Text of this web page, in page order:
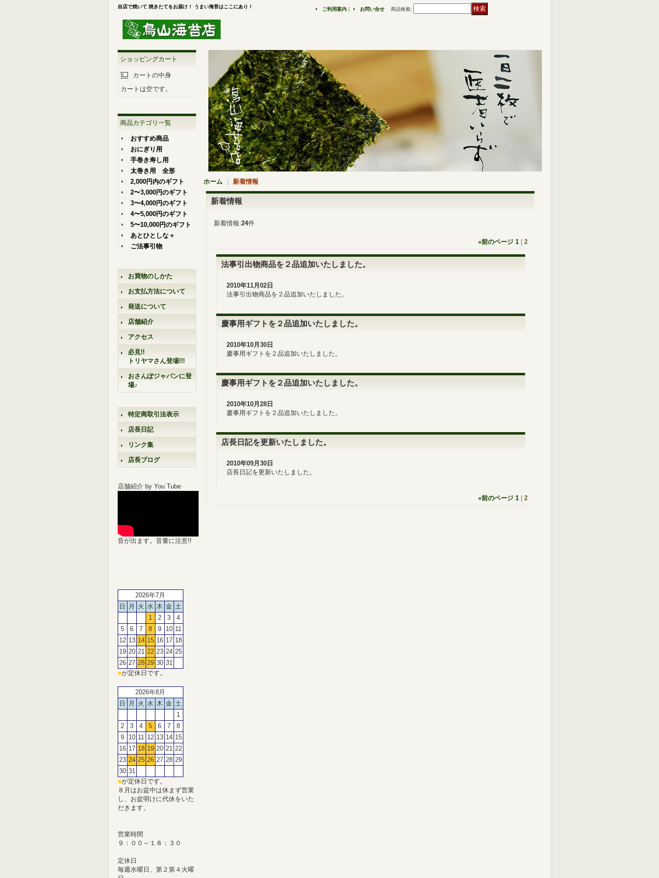
自店で焼いて 焼きたてをお届け！ うまい海苔はここにあり！ ご利用案内｜ お問い合せ 商品検索:
ショッピングカート
カートの中身
カートは空です。
商品カテゴリ一覧
おすすめ商品
おにぎり用
手巻き寿し用
太巻き用 全形
2,000円内のギフト
2〜3,000円のギフト
3〜4,000円のギフト
4〜5,000円のギフト
5〜10,000円のギフト
あとひとしな＋
ご法事引物
お買物のしかた
お支払方法について
発送について
店舗紹介
アクセス
必見!!
トリヤマさん登場!!!
おさんぽジャパンに登
場♪
特定商取引法表示
店長日記
リンク集
店長ブログ
店舗紹介 by You Tube
音が出ます。音量に注意!!
2026年7月
日
月 火 水 木 金 土
1
2 3
4
5
6 7 8 9 10 11
12 13 14 15 16 17 18
19 20 21 22 23 24 25
26 27 28 29 30 31
■が定休日です。
2026年8月
日
月 火 水 木 金 土
1
2
3 4 5 6 7
8
9
10 11 12 13 14 15
16 17 18 19 20 21 22
23 24 25 26 27 28 29
30 31
■が定休日です。
８月はお盆中は休まず営業
し、お盆明けに代休をいた
だきます。
営業時間
９：００～１８：３０
定休日
毎週水曜日、第２第４火曜
ホーム｜ 新着情報
新着情報
新着情報:24件
«前のページ 1| 2
法事引出物商品を２品追加いたしました。
2010年11月02日
法事引出物商品を２品追加いたしました。
慶事用ギフトを２品追加いたしました。
2010年10月30日
慶事用ギフトを２品追加いたしました。
慶事用ギフトを２品追加いたしました。
2010年10月28日
慶事用ギフトを２品追加いたしました。
店長日記を更新いたしました。
2010年09月30日
店長日記を更新いたしました。
«前のページ 1| 2